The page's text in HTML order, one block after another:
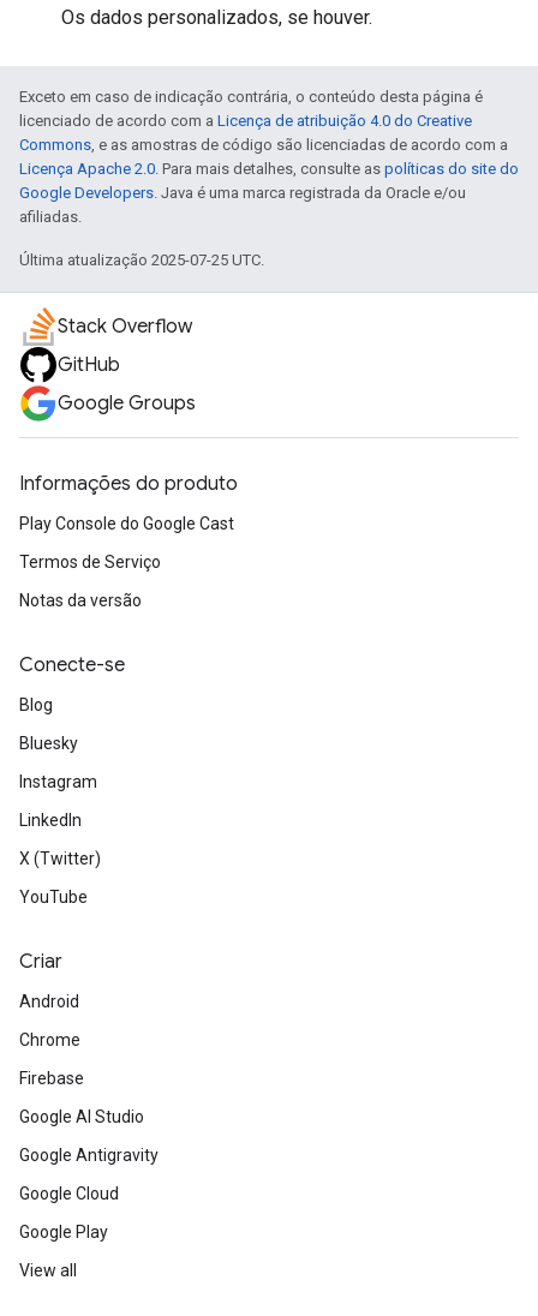
Os dados personalizados, se houver.
Exceto em caso de indicação contrária, o conteúdo desta página é
licenciado de acordo com a Licença de atribuição 4.0 do Creative
Commons , e as amostras de código são licenciadas de acordo com a
Licença Apache 2.0 . Para mais detalhes, consulte as políticas do site do
Google Developers . Java é uma marca registrada da Oracle e/ou
afiliadas.
Última atualização 2025-07-25 UTC.
Stack Overflow
GitHub
Google Groups
Informações do produto
Play Console do Google Cast
Termos de Serviço
Notas da versão
Conecte-se
Blog
Bluesky
Instagram
LinkedIn
X (Twitter)
YouTube
Criar
Android
Chrome
Firebase
Google AI Studio
Google Antigravity
Google Cloud
Google Play
View all